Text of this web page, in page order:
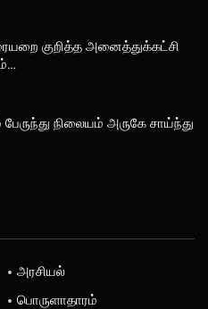
குறித்த அனைத்துக்கட்சி
பேருந்து நிலையம் அருகே சாய்ந்து
அரசியல்
பொருளாதாரம்